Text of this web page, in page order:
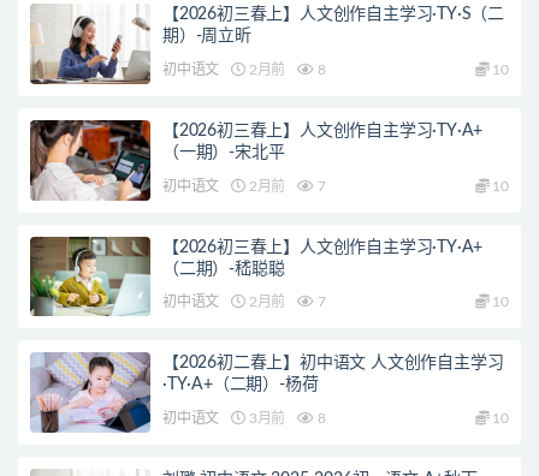
【2026初三春上】人文创作自主学习·TY·S（二
期）-周立昕
初中语文 2月前 8 10
【2026初三春上】人文创作自主学习·TY·A+
（一期）-宋北平
初中语文 2月前 7 10
【2026初三春上】人文创作自主学习·TY·A+
（二期）-嵇聪聪
初中语文 2月前 7 10
【2026初二春上】初中语文 人文创作自主学习
·TY·A+（二期）-杨荷
初中语文 3月前 8 10